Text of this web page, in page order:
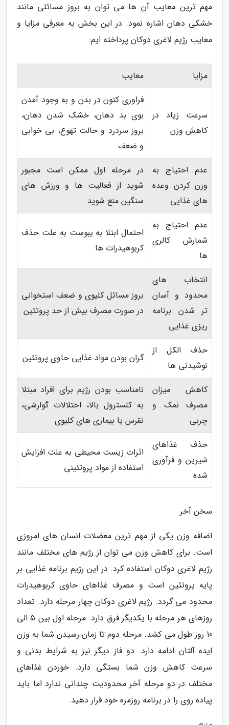
مهم ترین معایب آن ها می توان به بروز مسائلی مانند
خشکی دهان اشاره نمود. در این بخش به معرفی مزایا و
معایب رژیم لاغری دوکان پرداخته ایم:
مزایا معایب
سرعت زیاد در
کاهش وزن
فراوری کتون در بدن و به وجود آمدن
بوی بد دهان، خشک شدن دهان،
بروز سردرد و حالت تهوع، بی خوابی
و ضعف
عدم احتیاج به
وزن کردن وعده
های غذایی
در مرحله اول ممکن است مجبور
شوید از فعالیت ها و ورزش های
سنگین منع شوید.
عدم احتیاج به
شمارش کالری
ها
احتمال ابتلا به یبوست به علت حذف
کربوهیدرات ها
انتخاب های
محدود و آسان
تر شدن برنامه
ریزی غذایی
بروز مسائل کلیوی و ضعف استخوانی
در صورت مصرف بیش از حد پروتئین
حذف الکل از
نوشیدنی ها
گران بودن مواد غذایی حاوی پروتئین
کاهش میزان
مصرف نمک و
چربی
نامناسب بودن رژیم برای افراد مبتلا
به کلسترول بالا، اختلالات گوارشی،
نقرس یا بیماری های کلیوی
حذف غذاهای
شیرین و فرآوری
شده
اثرات زیست محیطی به علت افزایش
استفاده از مواد پروتئینی
سخن آخر
اضافه وزن یکی از مهم ترین معضلات انسان های امروزی
است. برای کاهش وزن می توان از رژیم های مختلف مانند
رژیم لاغری دوکان استفاده کرد. در این رژیم برنامه غذایی بر
پایه پروتئین است و مصرف غذاهای حاوی کربوهیدرات
محدود می گردد. رژیم لاغری دوکان چهار مرحله دارد. تعداد
روزهای هر مرحله با یکدیگر فرق دارد. مرحله اول بین 5 الی
10 روز طول می کشد. مرحله دوم تا زمان رسیدن شما به وزن
ایده آلتان ادامه دارد. دو فاز دیگر نیز به شرایط بدنی و
سرعت کاهش وزن شما بستگی دارد. خوردن غذاهای
مختلف در دو مرحله آخر محدودیت چندانی ندارد اما باید
پیاده روی را در برنامه روزمره خود قرار دهید.